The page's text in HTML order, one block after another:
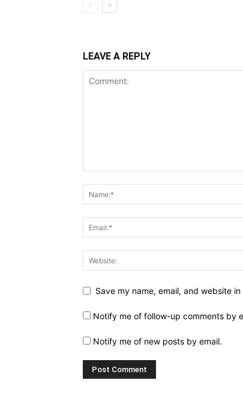
LEAVE A REPLY
Save my name, email, and website
Notify me of follow-up comments by
Notify me of new posts by email.